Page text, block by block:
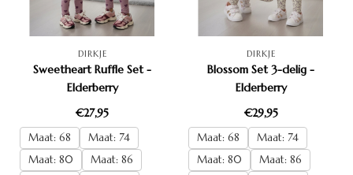
DIRKJE
Sweetheart Ruffle Set -
Elderberry
€27,95
Maat: 68
Maat: 74
Maat: 80
Maat: 86
DIRKJE
Blossom Set 3-delig -
Elderberry
€29,95
Maat: 68
Maat: 74
Maat: 80
Maat: 86